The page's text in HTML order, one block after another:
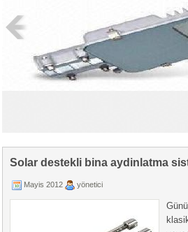
Solar destekli bina aydinlatma
Mayis 2012 yönetici